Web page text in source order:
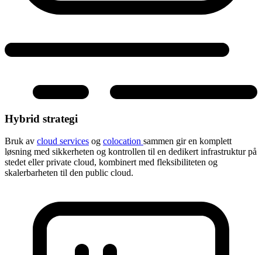
Hybrid strategi
Bruk av cloud services og colocation sammen gir en komplett
løsning med sikkerheten og kontrollen til en dedikert infrastruktur på
stedet eller private cloud, kombinert med fleksibiliteten og
skalerbarheten til den public cloud.